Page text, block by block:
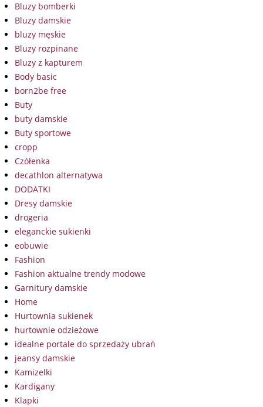
Bluzy bomberki
Bluzy damskie
bluzy męskie
Bluzy rozpinane
Bluzy z kapturem
Body basic
born2be free
Buty
buty damskie
Buty sportowe
cropp
Czółenka
decathlon alternatywa
DODATKI
Dresy damskie
drogeria
eleganckie sukienki
eobuwie
Fashion
Fashion aktualne trendy modowe
Garnitury damskie
Home
Hurtownia sukienek
hurtownie odzieżowe
idealne portale do sprzedaży ubrań
jeansy damskie
Kamizelki
Kardigany
Klapki